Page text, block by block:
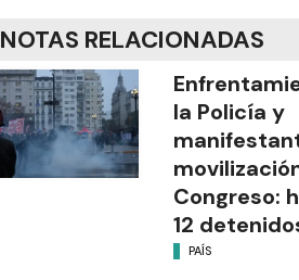
NOTAS RELACIONADAS
la Policía y
Congreso:
12
PAÍS